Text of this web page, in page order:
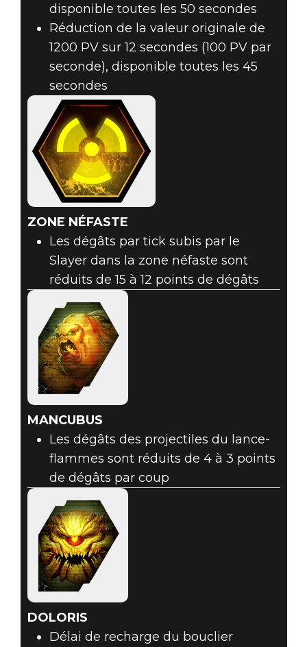
disponible toutes les 50 secondes
Réduction de la valeur originale de
1200 PV sur 12 secondes (100 PV par
seconde), disponible toutes les 45
secondes
ZONE NÉFASTE
Les dégâts par tick subis par le
Slayer dans la zone néfaste sont
réduits de 15 à 12 points de dégâts
MANCUBUS
Les dégâts des projectiles du lance-
flammes sont réduits de 4 à 3 points
de dégâts par coup
DOLORIS
Délai de recharge du bouclier